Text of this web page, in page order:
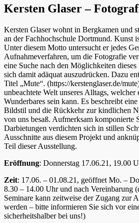
Kersten Glaser –
Kersten Glaser wohnt in Bergkamen und
an der Fachhochschule Dortmund. Kunst
Unter diesem Motto untersucht er jedes
Aufnahmeverfahren, um die Fotografie
eine Suche nach den Möglichkeiten
sich damit adäquat auszudrücken. Dazu
Titel „Mute“. (https://kerstenglaser.de/
unbeachtete Welt unseres Alltags, welcher
Wunderbares sein kann. Es beschreibt
Bildstil und die Rückkehr zur kindlichen
von uns besaß. Aufmerksam komponierte
Darbietungen verdichten sich in stillen
Ausschnitte aus diesem Projekt und
Teil dieser Ausstellung.
Eröffnung: Donnerstag 17.06.21, 19.00
Zeit: 17.06. – 01.08.21, geöffnet Mo. –
8.30 – 14.00 Uhr und nach Vereinbarung
Seminare kann zeitweise der Zugang zur
werden – bitte informieren Sie sich vor
sicherheitshalber bei uns!)